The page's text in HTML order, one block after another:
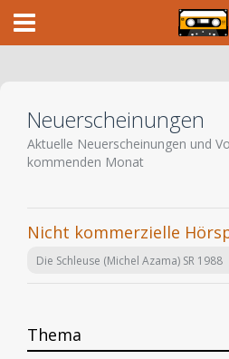
Neuerscheinungen
Aktuelle Neuerscheinungen und
kommenden Monat
Nicht kommerzielle
Die Schleuse (Michel Azama) SR 1988
Thema